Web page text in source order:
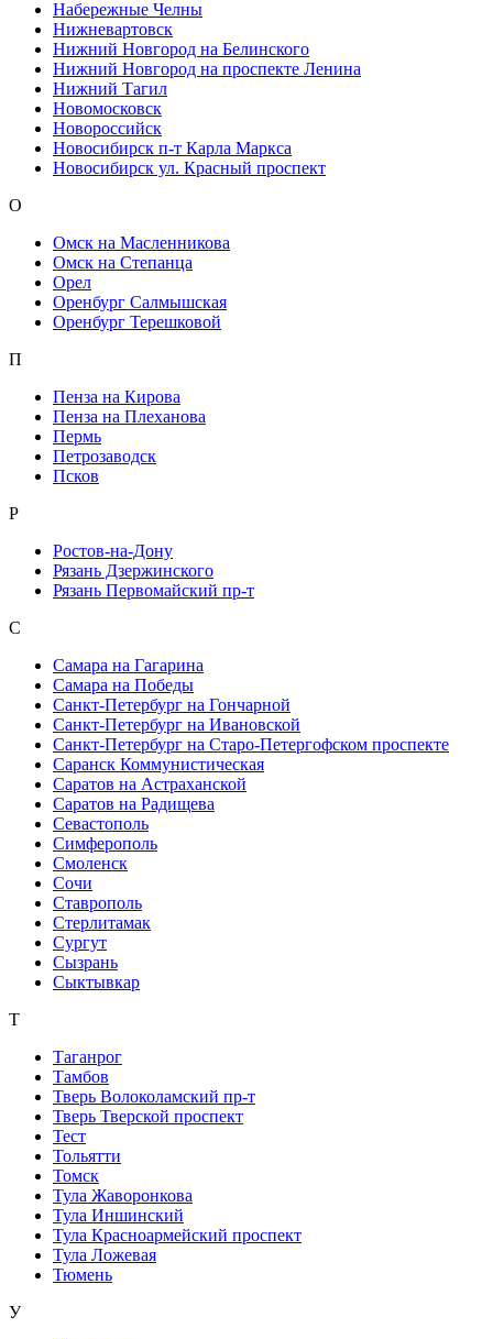
Набережные Челны
Нижневартовск
Нижний Новгород на Белинского
Нижний Новгород на проспекте Ленина
Нижний Тагил
Новомосковск
Новороссийск
Новосибирск п-т Карла Маркса
Новосибирск ул. Красный проспект
О
Омск на Масленникова
Омск на Степанца
Орел
Оренбург Салмышская
Оренбург Терешковой
П
Пенза на Кирова
Пенза на Плеханова
Пермь
Петрозаводск
Псков
Р
Ростов-на-Дону
Рязань Дзержинского
Рязань Первомайский пр-т
С
Самара на Гагарина
Самара на Победы
Санкт-Петербург на Гончарной
Санкт-Петербург на Ивановской
Санкт-Петербург на Старо-Петергофском проспекте
Саранск Коммунистическая
Саратов на Астраханской
Саратов на Радищева
Севастополь
Симферополь
Смоленск
Сочи
Ставрополь
Стерлитамак
Сургут
Сызрань
Сыктывкар
Т
Таганрог
Тамбов
Тверь Волоколамский пр-т
Тверь Тверской проспект
Тест
Тольятти
Томск
Тула Жаворонкова
Тула Иншинский
Тула Красноармейский проспект
Тула Ложевая
Тюмень
У